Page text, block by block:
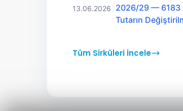
13.06.2026
2026/29 — 6183
Tutarın
Tüm Sirküleri İncele